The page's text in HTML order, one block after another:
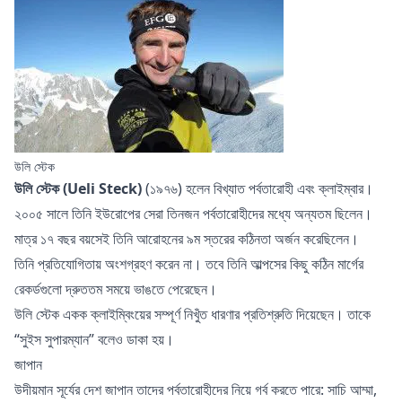
উলি স্টেক
উলি স্টেক (Ueli Steck)(১৯৭৬) হলেন বিখ্যাত পর্বতারোহী এবং ক্লাইম্বার।
২০০৫ সালে তিনি ইউরোপের সেরা তিনজন পর্বতারোহীদের মধ্যে অন্যতম ছিলেন।
মাত্র ১৭ বছর বয়সেই তিনি আরোহনের ৯ম স্তরের কঠিনতা অর্জন করেছিলেন।
তিনি প্রতিযোগিতায় অংশগ্রহণ করেন না। তবে তিনি আল্পসের কিছু কঠিনমার্গের
রেকর্ডগুলোদ্রুততম সময়ে ভাঙতে পেরেছেন।
উলি স্টেক একক ক্লাইম্বিংয়ের সম্পূর্ণ নিখুঁত ধারণার প্রতিশ্রুতি দিয়েছেন। তাকে
“সুইস সুপারম্যান” বলেও ডাকা হয়।
জাপান
উদীয়মান সূর্যের দেশ জাপান তাদের পর্বতারোহীদের নিয়ে গর্ব করতে পারে: সাচি আম্মা,